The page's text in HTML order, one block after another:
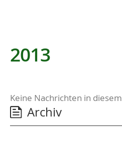
2013
Keine Nachrichten in
Archiv